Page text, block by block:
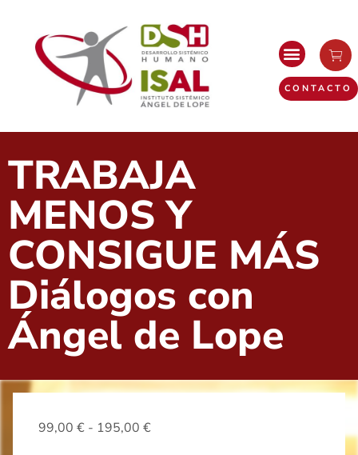
CONTACTO
TRABAJA
MENOS Y
CONSIGUE MÁS
Diálogos con
Ángel de Lope
99,00 € - 195,00 €